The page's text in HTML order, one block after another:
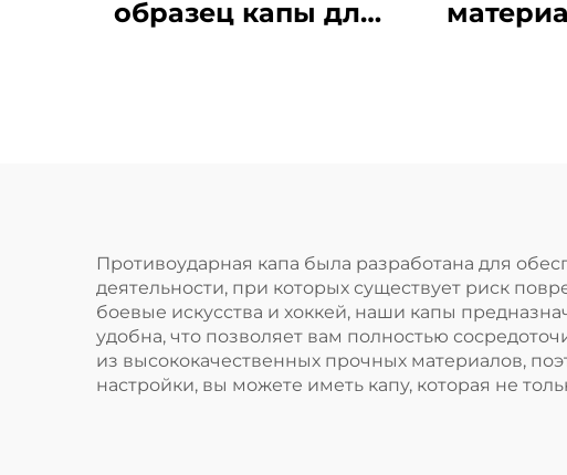
образец капы для
для ММА, бокса
для
Противоударная капа была разработана для
деятельности, при которых существует риск
боевые искусства и хоккей, наши капы
удобна, что позволяет вам полностью
из высококачественных прочных материалов,
настройки, вы можете иметь капу, которая не